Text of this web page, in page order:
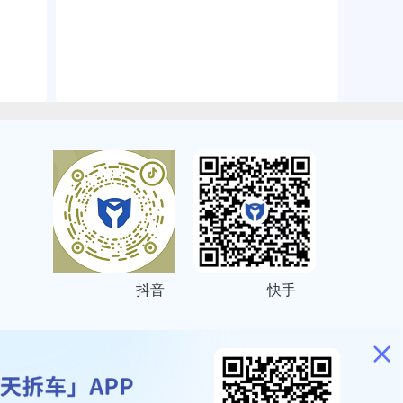
抖音 快手
号